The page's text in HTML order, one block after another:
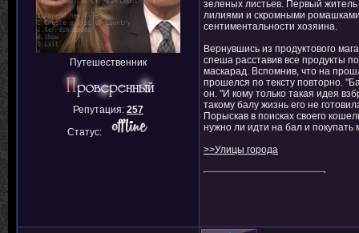
Путешественник
Репутация: 257
Статус:
зеленых листьев. Первый
лилиями и скромными
сентиментальности хозяина.
Вернувшись из продуктового
спеша расставив все продукты
маскарад. Вспомнив, что на
прошелся по тексту повторно.
он. "И кому только такая идея
такому балу жизнь его не
Порыскав в поисках своего
нужно ли идти на бал и покупать
>>Улицы города